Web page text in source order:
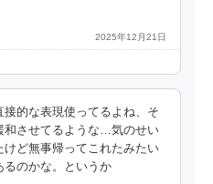
2025年12月21日
的な表現使ってるよね、そ
和させてるような…気のせい
ど無事帰ってこれたみたい
るのかな。というか